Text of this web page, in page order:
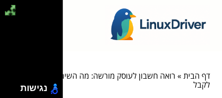
דף הבית» רואה חשבון לעוסק מורשה: מה השירותים שחייבים
לקבל
נגישות